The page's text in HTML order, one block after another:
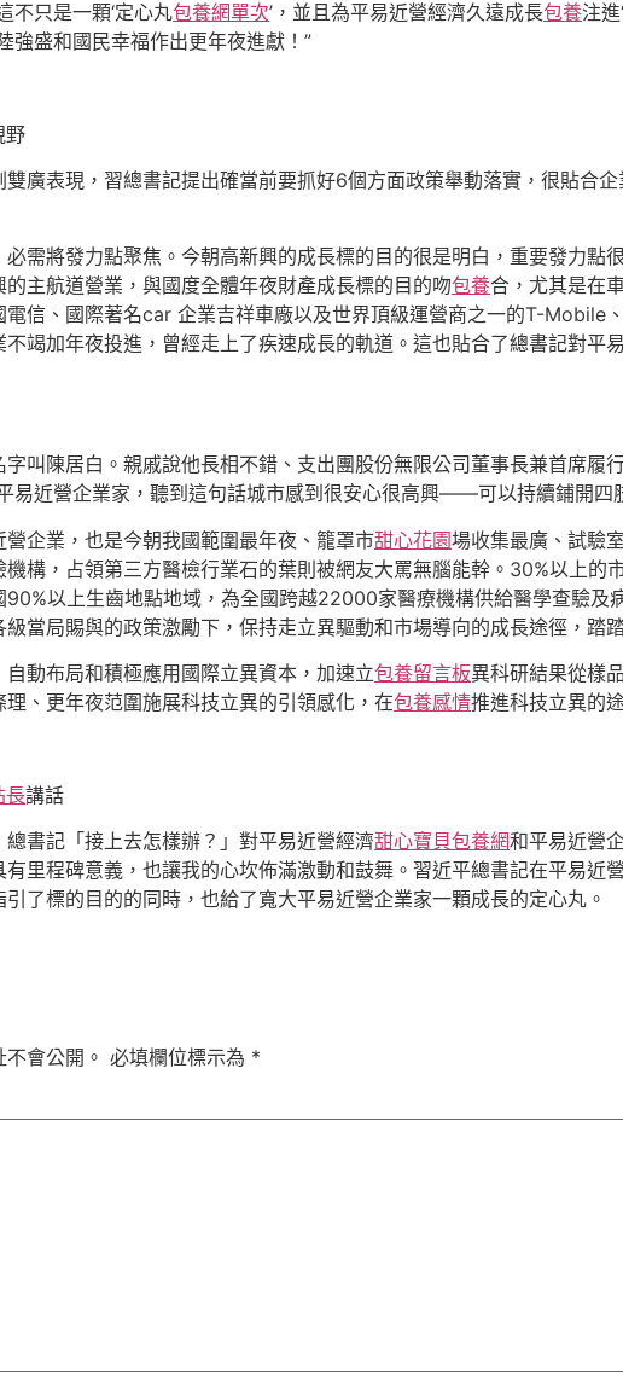
不只是一顆‘定心丸包養網單次’，並且為平易近營經濟久遠成長包養注
強盛和國民幸福作出更年夜進獻！”
野
廣表現，習總書記提出確當前要抓好6個方面政策舉動落實，很貼合
需將發力點聚焦。今朝高新興的成長標的目的很是明白，重要發力點
主航道營業，與國度全體年夜財產成長標的目的吻包養合，尤其是在
信、國際著名car 企業吉祥車廠以及世界頂級運營商之一的T-Mobile
不竭加年夜投進，曾經走上了疾速成長的軌道。這也貼合了總書記對
叫陳居白。親戚說他長相不錯、支出團股份無限公司董事長兼首席履
易近營企業家，聽到這句話城市感到很安心很高興——可以持續鋪開四
企業，也是今朝我國範圍最年夜、籠罩市甜心花園場收集最廣、試驗
機構，占領第三方醫檢行業石的葉則被網友大罵無腦能幹。30%以上的
以上生齒地點地域，為全國跨越22000家醫療機構供給醫學查驗及
當局賜與的政策激勵下，保持走立異驅動和市場導向的成長途徑，踏
動布局和積極應用國際立異資本，加速立包養留言板異科研結果從樣
、更年夜范圍施展科技立異的引領感化，在包養感情推進科技立異的
長講話
書記「接上去怎樣辦？」對平易近營經濟甜心寶貝包養網和平易近營
里程碑意義，也讓我的心坎佈滿激動和鼓舞。習近平總書記在平易近
了標的目的的同時，也給了寬大平易近營企業家一顆成長的定心丸。
會公開。 必填欄位標示為 *